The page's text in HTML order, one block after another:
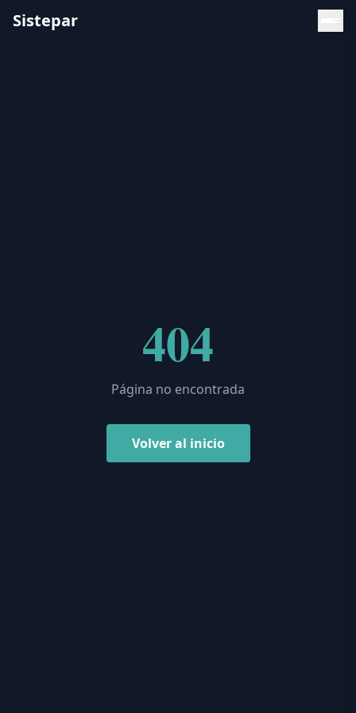
Sistepar
404
Página no encontrada
Volver al inicio